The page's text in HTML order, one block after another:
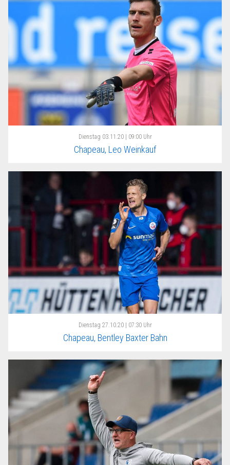
Dienstag 03.11.20 | 09:00 Uhr
Chapeau, Leo Weinkauf
Dienstag 27.10.20 | 07:30 Uhr
Chapeau, Bentley Baxter Bahn